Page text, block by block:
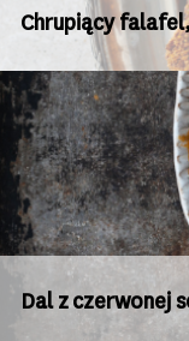
Chrupiący
Dal z czerwonej